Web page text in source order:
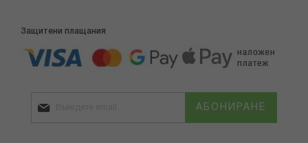
Защитени плащания
АБОНИРАНЕ